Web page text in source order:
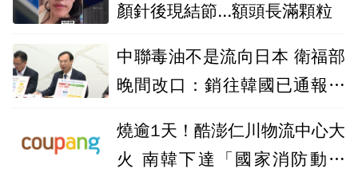
顏針後現結節...額頭長滿顆粒
中聯毒油不是流向日本 衛福部
晚間改口：銷往韓國已通報下
燒逾1天！酷澎仁川物流中心大
火 南韓下達「國家消防動員